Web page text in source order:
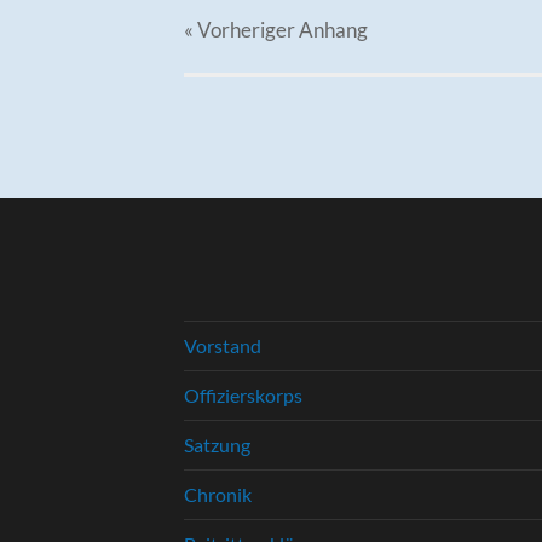
« VorherigerAnhang
Vorstand
Offizierskorps
Satzung
Chronik